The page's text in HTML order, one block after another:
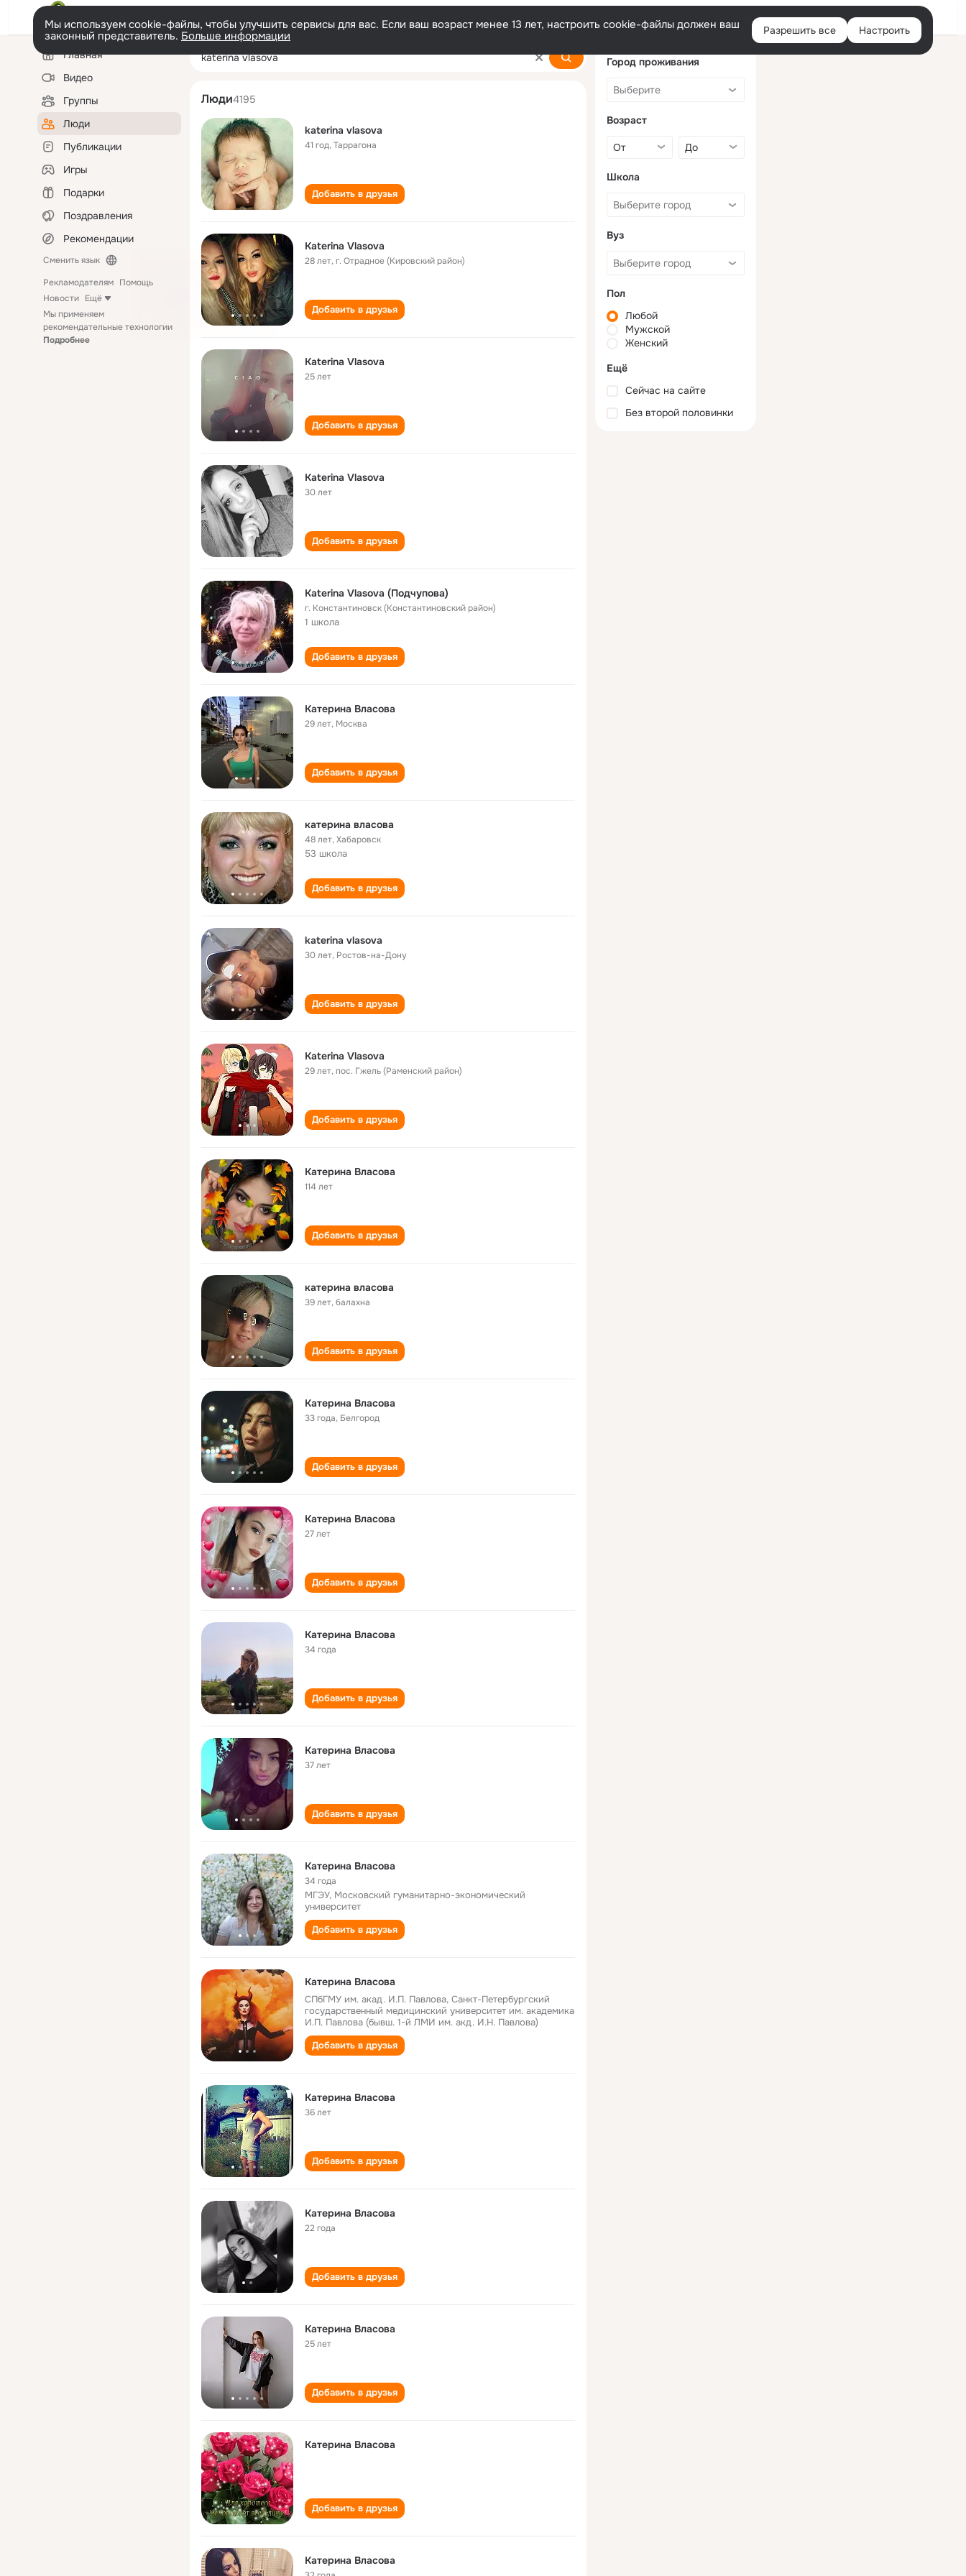
Войти
Мы используем cookie-файлы, чтобы улучшить сервисы для вас. Если ваш возраст менее 13 лет, настроить cookie-файлы должен ваш
законный представитель. Больше информации Разрешить все Настроить
Левая
колонкаГлавная
Видео
Группы
Люди
Публикации
Игры
Подарки
Поздравления
Рекомендации
Сменить язык
Рекламодателям Помощь
Новости Ещё
Мы применяем
рекомендательные технологии
Подробнее
katerina vlasova
Люди4195
katerina vlasova
41 год,Таррагона
Добавить в друзья
Katerina Vlasova
28 лет,г. Отрадное (Кировский район)
Добавить в друзья
Katerina Vlasova
25 лет
Добавить в друзья
Katerina Vlasova
30 лет
Добавить в друзья
Katerina Vlasova (Подчупова)
г. Константиновск (Константиновский район)
1 школа
Добавить в друзья
Катерина Власова
29 лет, Москва
Добавить в друзья
катерина власова
48 лет,Хабаровск
53 школа
Добавить в друзья
katerina vlasova
30 лет, Ростов-на-Дону
Добавить в друзья
Katerina Vlasova
29 лет,пос. Гжель (Раменский район)
Добавить в друзья
Катерина Власова
114 лет
Добавить в друзья
катерина власова
39 лет,балахна
Добавить в друзья
Катерина Власова
33 года, Белгород
Добавить в друзья
Катерина Власова
27 лет
Добавить в друзья
Катерина Власова
34 года
Добавить в друзья
Катерина Власова
37 лет
Добавить в друзья
Катерина Власова
34 года
МГЭУ, Московский гуманитарно-экономический
университет
Добавить в друзья
Катерина Власова
СПбГМУ им. акад. И.П. Павлова, Санкт-Петербургский
государственный медицинский университет им. академика
И.П. Павлова (бывш. 1-й ЛМИ им. акд. И.Н. Павлова)
Добавить в друзья
Катерина Власова
36 лет
Добавить в друзья
Катерина Власова
22 года
Добавить в друзья
Катерина Власова
25 лет
Добавить в друзья
Катерина Власова
Добавить в друзья
Катерина Власова
Город проживания
Возраст
Школа
Вуз
Пол
Любой
Мужской
Женский
Ещё
Сейчас на сайте
Без второй половинки